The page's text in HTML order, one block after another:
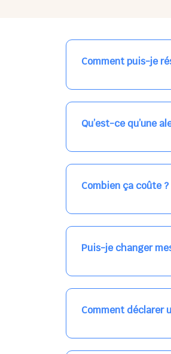
Comment puis-je
Nos places libres au
qui vous intéresse,
Qu’est-ce qu’une
Vous avez besoin
les places disponibles
Combien ça coûte ?
Votre accueil est
habituel. N'hésitez
Puis-je changer
Dans votre profil
email, par SMS, par
Comment déclarer
Signalez une absence
ou